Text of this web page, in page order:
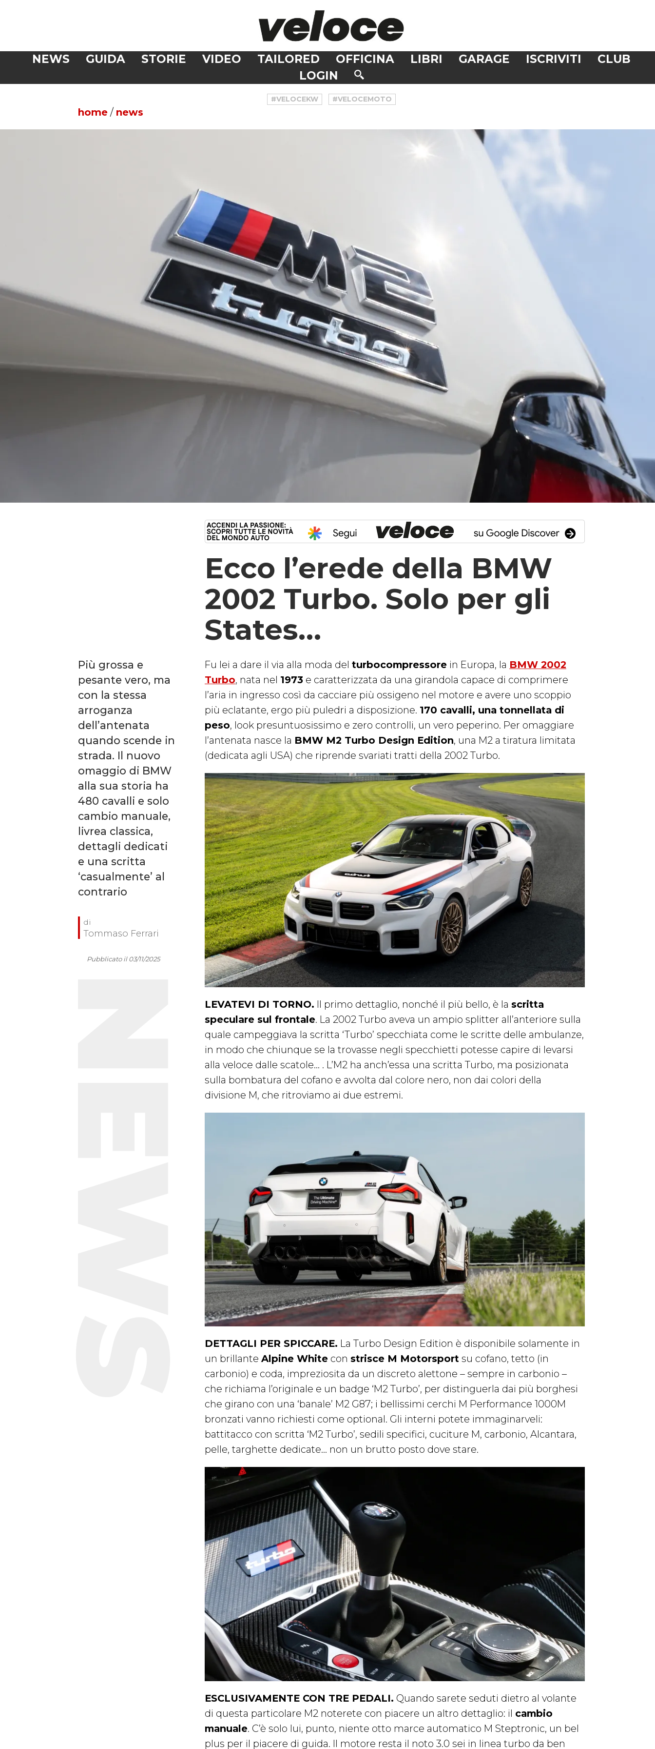
NEWS GUIDA STORIE VIDEO TAILORED OFFICINA LIBRI GARAGE ISCRIVITI
CLUB
LOGIN
#VELOCEKW #VELOCEMOTO
home / news
Ecco l’erede della BMW
2002 Turbo. Solo per gli
States…
Più grossa e
pesante vero, ma
con la stessa
arroganza
dell’antenata
quando scende in
strada. Il nuovo
omaggio di BMW
alla sua storia ha
480 cavalli e solo
cambio manuale,
livrea classica,
dettagli dedicati
e una scritta
‘casualmente’ al
contrario
Tommaso Ferrari
Pubblicato il 03/11/2025
Fu lei a dare il via alla moda del turbocompressore in Europa, la BMW 2002
Turbo, nata nel 1973 e caratterizzata da una girandola capace di comprimere
l’aria in ingresso così da cacciare più ossigeno nel motore e avere uno scoppio
più eclatante, ergo più puledri a disposizione. 170 cavalli, una tonnellata di
peso, look presuntuosissimo e zero controlli, un vero peperino. Per omaggiare
l’antenata nasce la BMW M2 Turbo Design Edition, una M2 a tiratura limitata
(dedicata agli USA) che riprende svariati tratti della 2002 Turbo.
LEVATEVI DI TORNO. Il primo dettaglio, nonché il più bello, è la scritta
speculare sul frontale. La 2002 Turbo aveva un ampio splitter all’anteriore sulla
quale campeggiava la scritta ‘Turbo’ specchiata come le scritte delle ambulanze,
in modo che chiunque se la trovasse negli specchietti potesse capire di levarsi
alla veloce dalle scatole… . L’M2 ha anch’essa una scritta Turbo, ma posizionata
sulla bombatura del cofano e avvolta dal colore nero, non dai colori della
divisione M, che ritroviamo ai due estremi.
DETTAGLI PER SPICCARE. La Turbo Design Edition è disponibile solamente in
un brillante Alpine White con strisce M Motorsport su cofano, tetto (in
carbonio) e coda, impreziosita da un discreto alettone – sempre in carbonio –
che richiama l’originale e un badge ‘M2 Turbo’, per distinguerla dai più borghesi
che girano con una ‘banale’ M2 G87; i bellissimi cerchi M Performance 1000M
bronzati vanno richiesti come optional. Gli interni potete immaginarveli:
battitacco con scritta ‘M2 Turbo’, sedili specifici, cuciture M, carbonio, Alcantara,
pelle, targhette dedicate… non un brutto posto dove stare.
ESCLUSIVAMENTE CON TRE PEDALI. Quando sarete seduti dietro al volante
di questa particolare M2 noterete con piacere un altro dettaglio: il cambio
manuale. C’è solo lui, punto, niente otto marce automatico M Steptronic, un bel
plus per il piacere di guida. Il motore resta il noto 3.0 sei in linea turbo da ben